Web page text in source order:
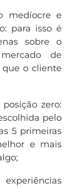
medíocre e
para isso é
sobre o
de
o cliente
zero:
pelo
5 primeiras
e mais